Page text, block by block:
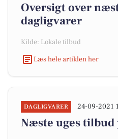
Oversigt over
dagligvarer
Kilde: Lokale tilbud
Læs hele artiklen her
DAGLIGVARER 24-09-2021
Næste uges